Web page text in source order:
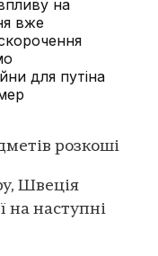
на
вже
для путіна
розкоші
Швеція
на наступні